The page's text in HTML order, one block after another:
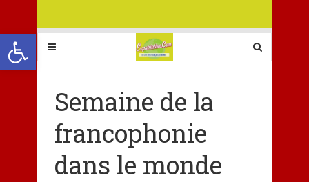
Ouvrir la barre d’outils
Semaine de la
francophonie
dans le monde